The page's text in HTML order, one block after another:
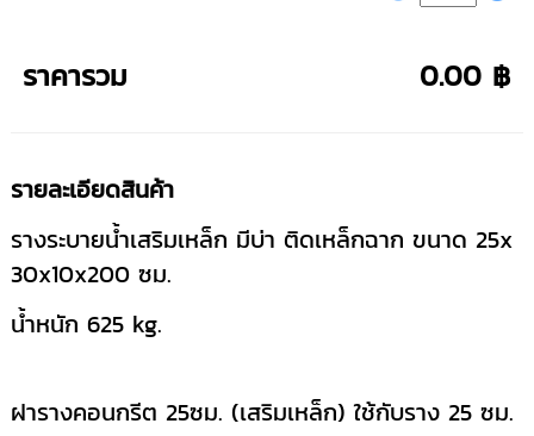
ราคารวม 0.00 ฿
รายละเอียดสินค้า
รางระบายน้ำเสริมเหล็ก มีบ่า ติดเหล็กฉาก ขนาด 25x
30x10x200 ซม.
น้ำหนัก 625 kg.
ฝารางคอนกรีต 25ซม. (เสริมเหล็ก) ใช้กับราง 25 ซม.